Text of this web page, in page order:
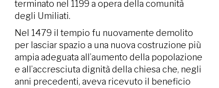
terminato nel 1199 a opera della comunità
degli Umiliati.
Nel 1479 il tempio fu nuovamente demolito
per lasciar spazio a una nuova costruzione più
ampia adeguata all’aumento della popolazione
e all’accresciuta dignità della chiesa che, negli
anni precedenti, aveva ricevuto il beneficio